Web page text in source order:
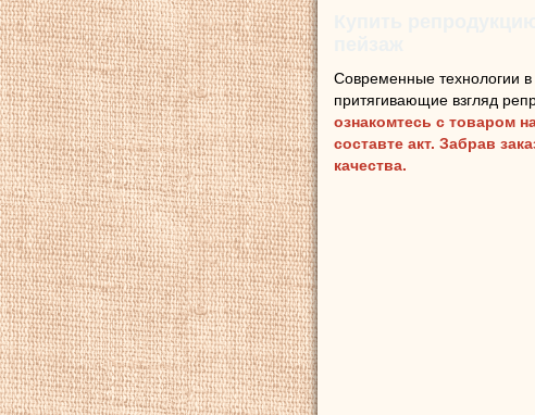
Современные технологии
притягивающие взгляд
ознакомтесь с товаром
составте акт. Забрав
качества.